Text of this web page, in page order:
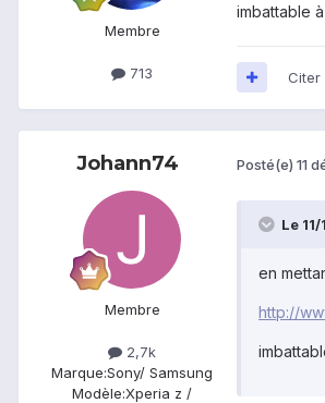
Membre
713
imbattable
Citer
Johann74
Membre
2,7k
Marque:Sony/ Samsung
Modèle:Xperia z /
Posté(e) 11
Le
en
http://